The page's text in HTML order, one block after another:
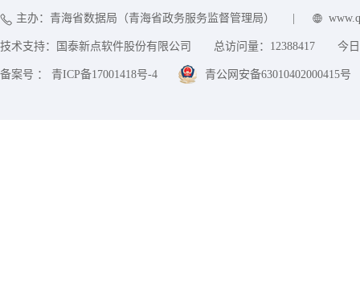
主办：青海省数据局（青海省政务服务监督管理局）
技术支持：国泰新点软件股份有限公司 总访问量： 12388417 今
备案号 ： 青ICP备17001418号-4 青公网安备63010402000415号